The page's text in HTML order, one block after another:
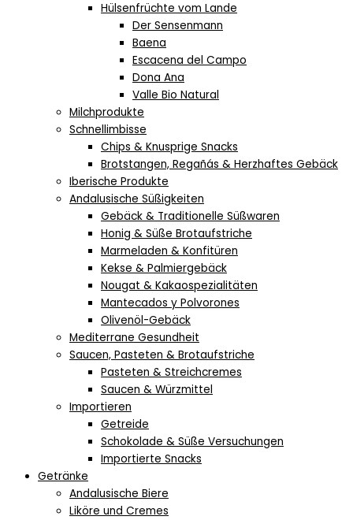
Hülsenfrüchte vom Lande
Der Sensenmann
Baena
Escacena del Campo
Dona Ana
Valle Bio Natural
Milchprodukte
Schnellimbisse
Chips & Knusprige Snacks
Brotstangen, Regañás & Herzhaftes Gebäck
Iberische Produkte
Andalusische Süßigkeiten
Gebäck & Traditionelle Süßwaren
Honig & Süße Brotaufstriche
Marmeladen & Konfitüren
Kekse & Palmiergebäck
Nougat & Kakaospezialitäten
Mantecados y Polvorones
Olivenöl-Gebäck
Mediterrane Gesundheit
Saucen, Pasteten & Brotaufstriche
Pasteten & Streichcremes
Saucen & Würzmittel
Importieren
Getreide
Schokolade & Süße Versuchungen
Importierte Snacks
Getränke
Andalusische Biere
Liköre und Cremes